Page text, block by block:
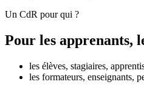
Un CdR pour qui ?
Pour les apprenants,
les élèves, stagiaires,
les formateurs, enseignants,